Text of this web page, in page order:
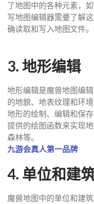
了地图中的各种元素，
写地图编辑器需要了解
确读取和写入地图文件。
3. 地形编辑
地形编辑是魔兽地图编
的地貌、地表纹理和环
地形的绘制、编辑和保
提供的绘图函数来实现
森林等。
九游会真人第一品牌
4. 单位和建
魔兽地图中的单位和建